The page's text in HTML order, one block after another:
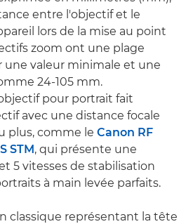
entre l'objectif et le
lors de la mise au point
zoom ont une plage
une valeur minimale et une
24-105 mm.
pour portrait fait
avec une distance focale
plus, comme le Canon RF
STM, qui présente une
5 vitesses de stabilisation
à main levée parfaits.
classique représentant la tête